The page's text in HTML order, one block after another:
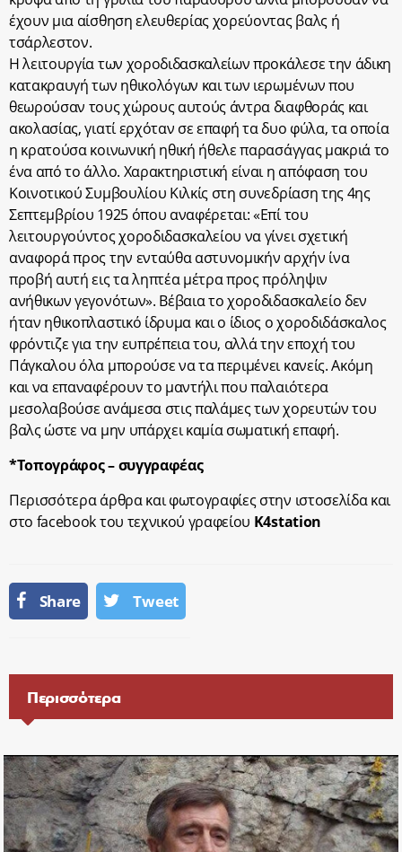
έχουν μια αίσθηση ελευθερίας χορεύοντας βαλς ή
τσάρλεστον.
Η λειτουργία των χοροδιδασκαλείων προκάλεσε την άδικη
κατακραυγή των ηθικολόγων και των ιερωμένων που
θεωρούσαν τους χώρους αυτούς άντρα διαφθοράς και
ακολασίας, γιατί ερχόταν σε επαφή τα δυο φύλα, τα οποία
η κρατούσα κοινωνική ηθική ήθελε παρασάγγας μακριά το
ένα από το άλλο. Χαρακτηριστική είναι η απόφαση του
Κοινοτικού Συμβουλίου Κιλκίς στη συνεδρίαση της 4ης
Σεπτεμβρίου 1925 όπου αναφέρεται: «Επί του
λειτουργούντος χοροδιδασκαλείου να γίνει σχετική
αναφορά προς την ενταύθα αστυνομικήν αρχήν ίνα
προβή αυτή εις τα ληπτέα μέτρα προς πρόληψιν
ανήθικων γεγονότων». Βέβαια τo χοροδιδασκαλείo δεν
ήταν ηθικοπλαστικό ίδρυμα και ο ίδιος ο χοροδιδάσκαλος
φρόντιζε για την ευπρέπεια του, αλλά την εποχή του
Πάγκαλου όλα μπορούσε να τα περιμένει κανείς. Ακόμη
και να επαναφέρουν το μαντήλι που παλαιότερα
μεσολαβούσε ανάμεσα στις παλάμες των χορευτών του
βαλς ώστε να μην υπάρχει καμία σωματική επαφή.
*Τοπογράφος – συγγραφέας
Περισσότερα άρθρα και φωτογραφίες στην ιστοσελίδα και
στο facebook του τεχνικού γραφείου K4station
Share Tweet
Περισσότερα